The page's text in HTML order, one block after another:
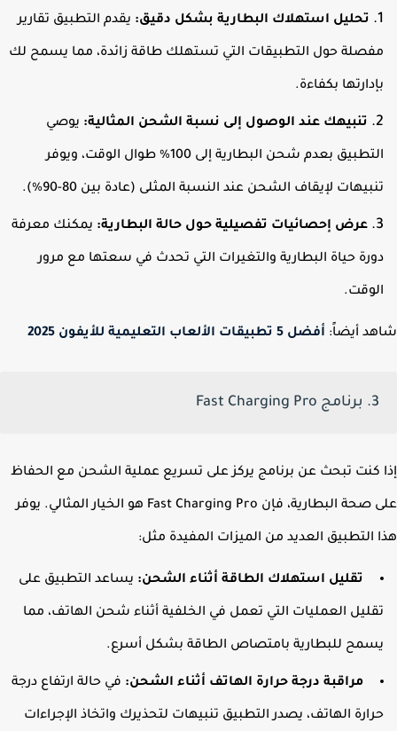
تحليل استهلاك البطارية بشكل دقيق:يقدم التطبيق تقارير
حول التطبيقات التي تستهلك طاقة زائدة، مما يسمح لك
بكفاءة.
تنبيهك عند الوصول إلى نسبة الشحن المثالية:يوصي
التطبيق بعدم شحن البطارية إلى 100% طوال الوقت، ويوفر
لإيقاف الشحن عند النسبة المثلى (عادة بين 80-90%).
عرض إحصائيات تفصيلية حول حالة البطارية:يمكنك معرفة
حياة البطارية والتغيرات التي تحدث في سعتها مع مرور
أيضاً:أفضل 5 تطبيقات الألعاب التعليمية للأيفون 2025
كنت تبحث عن برنامج يركز على تسريع عملية الشحن مع الحفاظ
على صحة البطارية، فإن Fast Charging Pro هو الخيار المثالي. يوفر
التطبيق العديد من الميزات المفيدة مثل:
تقليل استهلاك الطاقة أثناء الشحن:يساعد التطبيق على
العمليات التي تعمل في الخلفية أثناء شحن الهاتف، مما
للبطارية بامتصاص الطاقة بشكل أسرع.
مراقبة درجة حرارة الهاتف أثناء الشحن:في حالة ارتفاع درجة
الهاتف، يصدر التطبيق تنبيهات لتحذيرك واتخاذ الإجراءات